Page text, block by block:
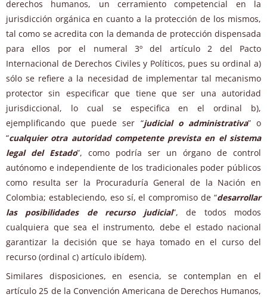
derechos humanos, un cerramiento competencial en la
jurisdicción orgánica en cuanto a la protección de los mismos,
tal como se acredita con la demanda de protección dispensada
para ellos por el numeral 3º del artículo 2 del Pacto
Internacional de Derechos Civiles y Políticos, pues su ordinal a)
sólo se refiere a la necesidad de implementar tal mecanismo
protector sin especificar que tiene que ser una autoridad
jurisdiccional, lo cual se especifica en el ordinal b),
ejemplificando que puede ser “judicial o administrativa” o
“cualquier otra autoridad competente prevista en el sistema
legal del Estado”, como podría ser un órgano de control
autónomo e independiente de los tradicionales poder públicos
como resulta ser la Procuraduría General de la Nación en
Colombia; estableciendo, eso sí, el compromiso de “desarrollar
las posibilidades de recurso judicial”, de todos modos
cualquiera que sea el instrumento, debe el estado nacional
garantizar la decisión que se haya tomado en el curso del
recurso (ordinal c) artículo ibídem).
Similares disposiciones, en esencia, se contemplan en el
artículo 25 de la Convención Americana de Derechos Humanos,